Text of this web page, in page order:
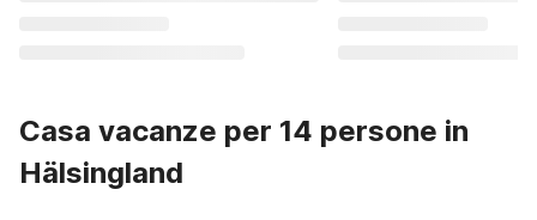
Casa vacanze per 14 persone in
Hälsingland